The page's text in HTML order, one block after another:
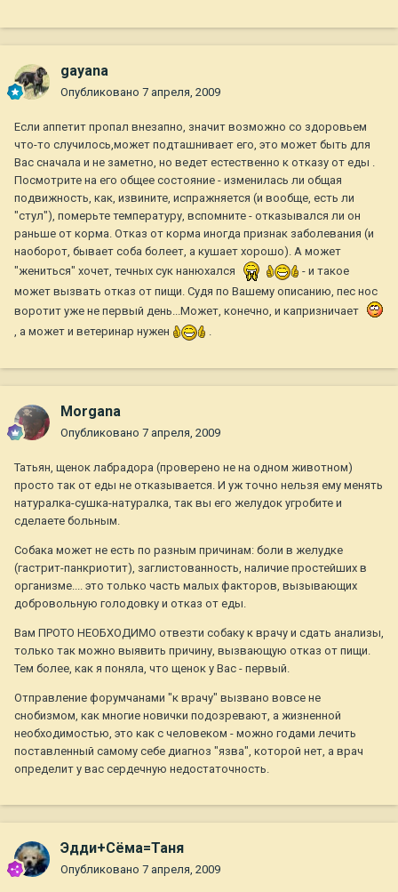
gayana
Опубликовано 7 апреля, 2009
Если аппетит пропал внезапно, значит возможно со здоровьем
что-то случилось,может подташнивает его, это может быть для
Вас сначала и не заметно, но ведет естественно к отказу от еды .
Посмотрите на его общее состояние - изменилась ли общая
подвижность, как, извините, испражняется (и вообще, есть ли
"стул"), померьте температуру, вспомните - отказывался ли он
раньше от корма. Отказ от корма иногда признак заболевания (и
наоборот, бывает соба болеет, а кушает хорошо). А может
"жениться" хочет, течных сук нанюхался
- и такое
может вызвать отказ от пищи. Судя по Вашему описанию, пес нос
воротит уже не первый день...Может, конечно, и капризничает
, а может и ветеринар нужен
.
Morgana
Опубликовано 7 апреля, 2009
Татьян, щенок лабрадора (проверено не на одном животном)
просто так от еды не отказывается. И уж точно нельзя ему менять
натуралка-сушка-натуралка, так вы его желудок угробите и
сделаете больным.
Собака может не есть по разным причинам: боли в желудке
(гастрит-панкриотит), заглистованность, наличие простейших в
организме.... это только часть малых факторов, вызывающих
добровольную голодовку и отказ от еды.
Вам ПРОТО НЕОБХОДИМО отвезти собаку к врачу и сдать анализы,
только так можно выявить причину, вызвающую отказ от пищи.
Тем более, как я поняла, что щенок у Вас - первый.
Отправление форумчанами "к врачу" вызвано вовсе не
снобизмом, как многие новички подозревают, а жизненной
необходимостью, это как с человеком - можно годами лечить
поставленный самому себе диагноз "язва", которой нет, а врач
определит у вас сердечную недостаточность.
Эдди+Сёма=Таня
Опубликовано 7 апреля, 2009